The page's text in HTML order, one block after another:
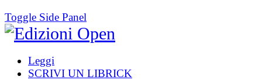
Toggle Side Panel
Leggi
SCRIVI UN LIBRICK